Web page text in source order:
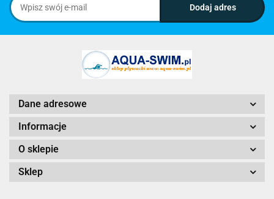
Dane adresowe
Informacje
O sklepie
Sklep